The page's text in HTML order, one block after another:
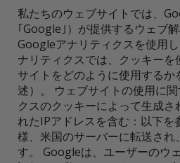
私たちのウェブサイトでは、
｢Google｣）が提供するウェブ
Googleアナリティクスを使用
ナリティクスでは、クッキー
サイトをどのように使用するか
述）。 ウェブサイトの使用に
クスのクッキーによって生成
れたIPアドレスを含む：以下を
様、米国のサーバーに転送され
す。 Googleは、ユーザーのウ